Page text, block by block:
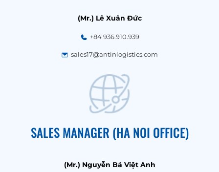
(Mr.) Lê Xuân Đức
+84 936.910.939
sales17@antinlogistics.com
SALES MANAGER (HA NOI OFFICE)
(Mr.) Nguyễn Bá Việt Anh